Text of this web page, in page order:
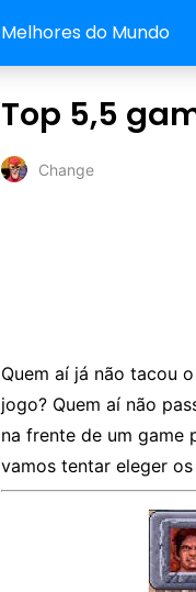
Melhores do Mundo
Top 5,5
Change
Quem aí já não tacou
jogo? Quem aí não
na frente de um game
vamos tentar eleger